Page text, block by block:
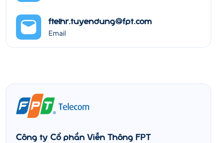
ftelhr.tuyendung@fpt.com
Email
Công ty Cổ phần Viễn Thông FPT